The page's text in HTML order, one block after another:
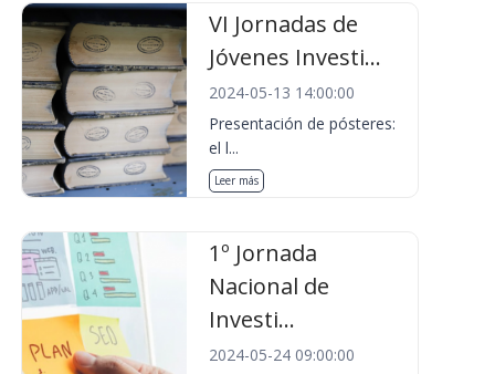
VI Jornadas de
Jóvenes Investi...
2024-05-13 14:00:00
Presentación de pósteres:
el l...
Leer más
1º Jornada
Nacional de
Investi...
2024-05-24 09:00:00